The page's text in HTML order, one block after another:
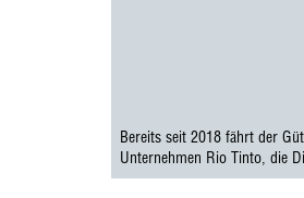
Bereits seit 2018 fährt der
Unternehmen Rio Tinto, die